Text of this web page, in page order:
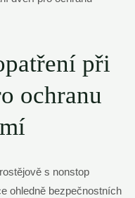
při
ochranu
s nonstop
ohledně bezpečnostních